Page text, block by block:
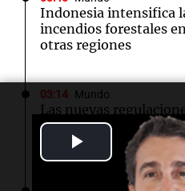
Play
Video
Indonesia intensifica
incendios forestales
otras regiones
03:14 Mundo
Las nuevas
compañía generan
usuarios